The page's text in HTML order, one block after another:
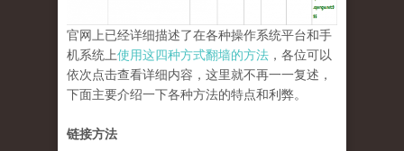
官网上已经详细描述了在各种操作系统平台和手
机系统上使用这四种方式翻墙的方法 ，各位可以
依次点击查看详细内容，这里就不再一一复述，
下面主要介绍一下各种方法的特点和利弊。
链接方法